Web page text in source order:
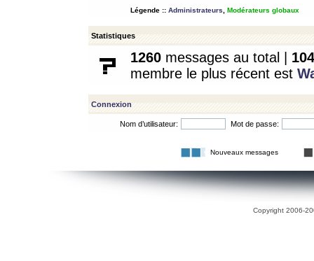
Légende :: Administrateurs Modérateurs globaux
Statistiques
1260 messages au total | 104
membre le plus récent est
Connexion
Nom d’utilisateur: Mot de passe:
Nouveaux messages
Copyright 2006-